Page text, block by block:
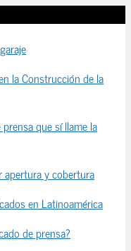
la Construcción de la
que sí llame la
y cobertura
en Latinoamérica
de prensa?